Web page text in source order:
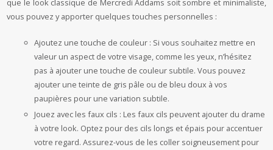
que le look classique de Mercredi Addams soit sombre et minimaliste,
vous pouvez y apporter quelques touches personnelles :
Ajoutez une touche de couleur : Si vous souhaitez mettre en
valeur un aspect de votre visage, comme les yeux, n’hésitez
pas à ajouter une touche de couleur subtile. Vous pouvez
ajouter une teinte de gris pâle ou de bleu doux à vos
paupières pour une variation subtile.
Jouez avec les faux cils : Les faux cils peuvent ajouter du drame
à votre look. Optez pour des cils longs et épais pour accentuer
votre regard. Assurez-vous de les coller soigneusement pour